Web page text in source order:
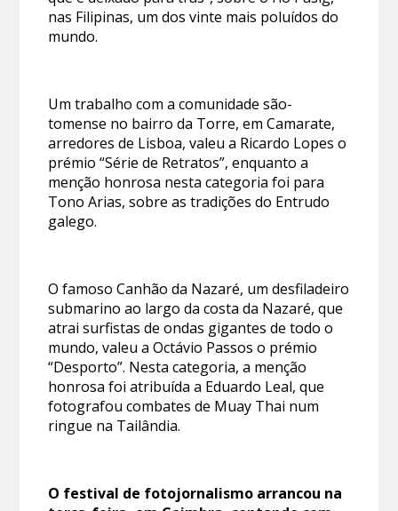
nas Filipinas, um dos vinte mais poluídos do
mundo.
Um trabalho com a comunidade são-
tomense no bairro da Torre, em Camarate,
arredores de Lisboa, valeu a Ricardo Lopes o
prémio “Série de Retratos”, enquanto a
menção honrosa nesta categoria foi para
Tono Arias, sobre as tradições do Entrudo
galego.
O famoso Canhão da Nazaré, um desfiladeiro
submarino ao largo da costa da Nazaré, que
atrai surfistas de ondas gigantes de todo o
mundo, valeu a Octávio Passos o prémio
“Desporto”. Nesta categoria, a menção
honrosa foi atribuída a Eduardo Leal, que
fotografou combates de Muay Thai num
ringue na Tailândia.
O festival de fotojornalismo arrancou na